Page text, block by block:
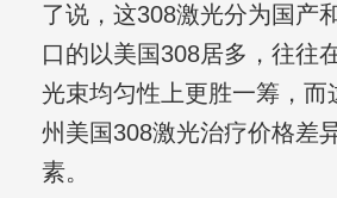
了说，这308激光分为国产
口的以美国308居多，往往
光束均匀性上更胜一筹，而
州美国308激光治疗价格差
素。